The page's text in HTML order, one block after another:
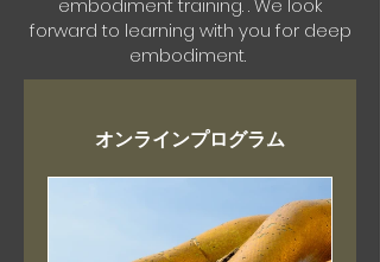
embodiment training. . We look
forward to learning with you for deep
embodiment.
オンラインプログラム